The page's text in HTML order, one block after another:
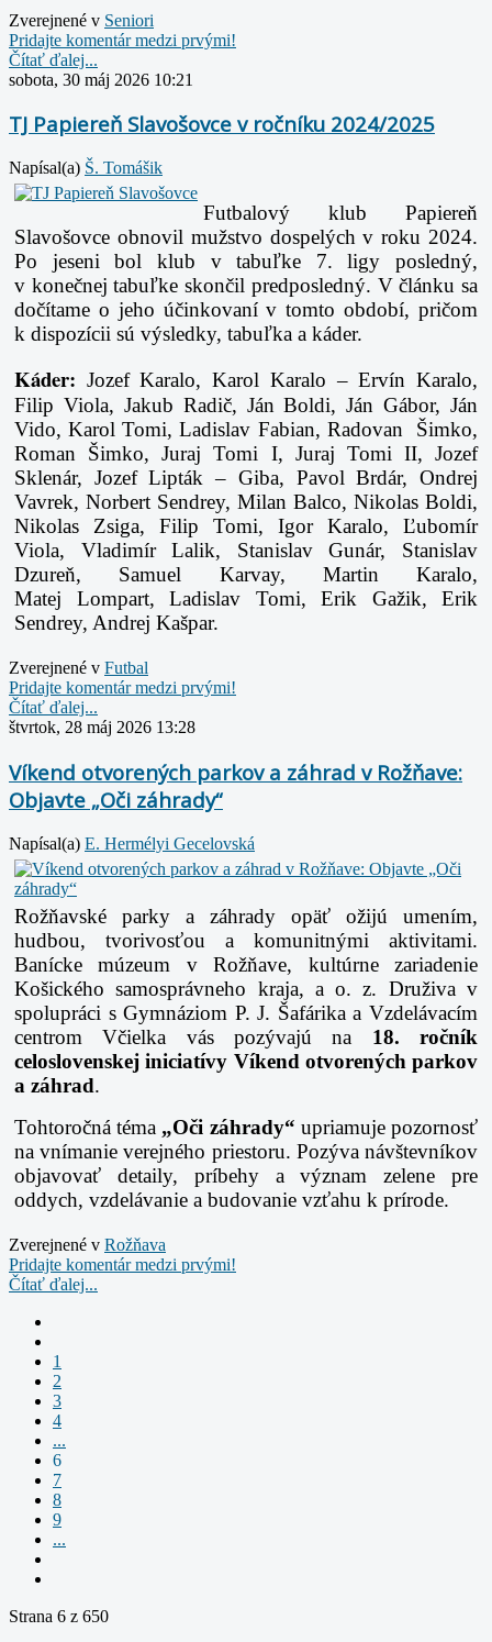
Zverejnené v Seniori
Pridajte komentár medzi prvými!
Čítať ďalej...
sobota, 30 máj 2026 10:21
TJ Papiereň Slavošovce v ročníku 2024/2025
Napísal(a) Š. Tomášik
Futbalový klub Papiereň
Slavošovce obnovil mužstvo dospelých v roku 2024.
Po jeseni bol klub v tabuľke 7. ligy posledný,
v konečnej tabuľke skončil predposledný. V článku sa
dočítame o jeho účinkovaní v tomto období, pričom
k dispozícii sú výsledky, tabuľka a káder.
Káder: Jozef Karalo, Karol Karalo – Ervín Karalo,
Filip Viola, Jakub Radič, Ján Boldi, JánGábor, Ján
Vido, Karol Tomi, Ladislav Fabian, Radovan Šimko,
Roman Šimko, Juraj Tomi I, Juraj Tomi II, Jozef
Sklenár, Jozef Lipták – Giba, Pavol Brdár, Ondrej
Vavrek, Norbert Sendrey, Milan Balco, Nikolas Boldi,
Nikolas Zsiga, Filip Tomi, Igor Karalo, Ľubomír
Viola, Vladimír Lalik, Stanislav Gunár, Stanislav
Dzureň, Samuel Karvay, Martin Karalo,
Matej Lompart, Ladislav Tomi, Erik Gažik, Erik
Sendrey, Andrej Kašpar.
Zverejnené v Futbal
Pridajte komentár medzi prvými!
Čítať ďalej...
štvrtok, 28 máj 2026 13:28
Víkend otvorených parkov a záhrad v Rožňave:
Objavte „Oči záhrady“
Napísal(a) E. Hermélyi Gecelovská
Rožňavské parky a záhrady opäť ožijú umením,
hudbou, tvorivosťou a komunitnými aktivitami.
Banícke múzeum v Rožňave, kultúrne zariadenie
Košického samosprávneho kraja, a o. z. Druživa v
spolupráci s Gymnáziom P. J. Šafárika a Vzdelávacím
centrom Včielka vás pozývajú na 18. ročník
celoslovenskej iniciatívy Víkend otvorených parkov
a záhrad.
Tohtoročná téma „Oči záhrady“ upriamuje pozornosť
na vnímanie verejného priestoru. Pozýva návštevníkov
objavovať detaily, príbehy a význam zelene pre
oddych, vzdelávanie a budovanie vzťahu k prírode.
Zverejnené v Rožňava
Pridajte komentár medzi prvými!
Čítať ďalej...
1
2
3
4
...
6
7
8
9
...
Strana 6 z 650